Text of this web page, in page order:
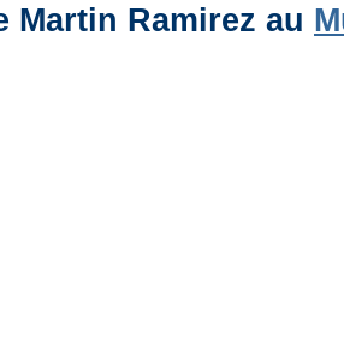
Martin Ramirez au